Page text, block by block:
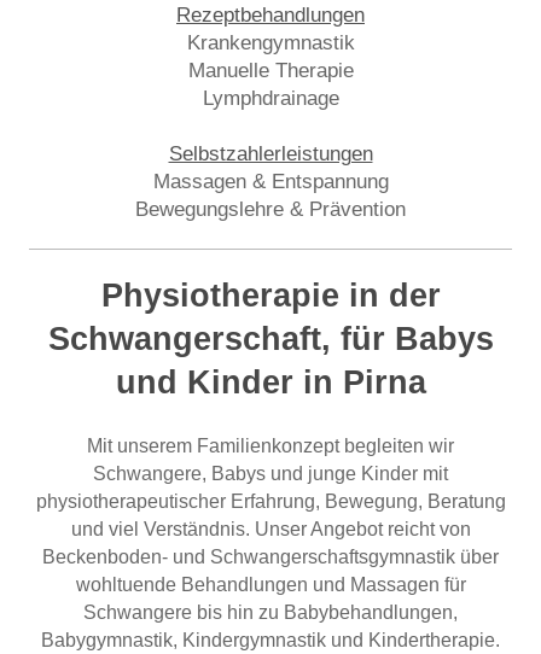
Rezeptbehandlungen
Krankengymnastik
Manuelle Therapie
Lymphdrainage
Selbstzahlerleistungen
Massagen & Entspannung
Bewegungslehre & Prävention
Physiotherapie in der
Schwangerschaft, für Babys
und Kinder in Pirna
Mit unserem Familienkonzept begleiten wir
Schwangere, Babys und junge Kinder mit
physiotherapeutischer Erfahrung, Bewegung, Beratung
und viel Verständnis. Unser Angebot reicht von
Beckenboden- und Schwangerschaftsgymnastik über
wohltuende Behandlungen und Massagen für
Schwangere bis hin zu Babybehandlungen,
Babygymnastik, Kindergymnastik und Kindertherapie.